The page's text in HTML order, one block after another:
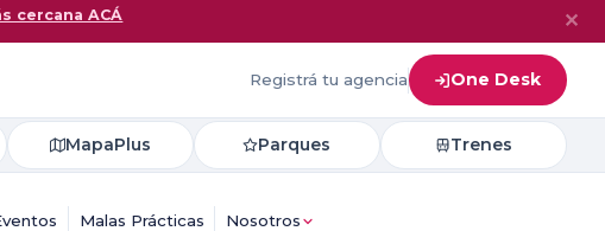
cercana ACÁ ✕
Registrá tu agencia One Desk
MapaPlus Parques Trenes
Malas Prácticas Nosotros